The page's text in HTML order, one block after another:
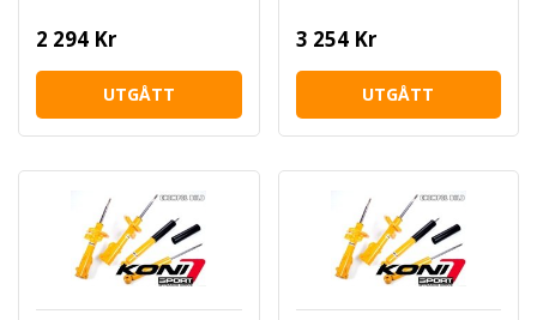
2 294 Kr
UTGÅTT
3 254 Kr
UTGÅTT